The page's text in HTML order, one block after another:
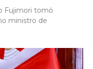
Fujimori tomó
ministro de